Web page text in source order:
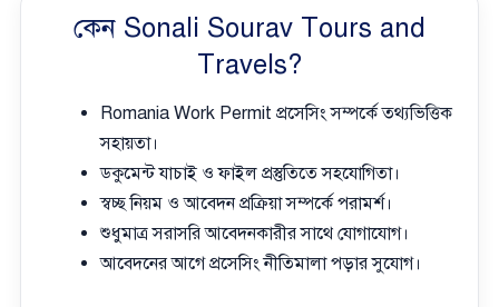
কেন Sonali Sourav Tours and
Travels?
Romania Work Permit প্রসেসিং সম্পর্কে তথ্যভিত্তিক
সহায়তা।
ডকুমেন্ট যাচাই ও ফাইল প্রস্তুতিতে সহযোগিতা।
স্বচ্ছ নিয়ম ও আবেদন প্রক্রিয়া সম্পর্কে পরামর্শ।
শুধুমাত্র সরাসরি আবেদনকারীর সাথে যোগাযোগ।
আবেদনের আগে প্রসেসিং নীতিমালা পড়ার সুযোগ।